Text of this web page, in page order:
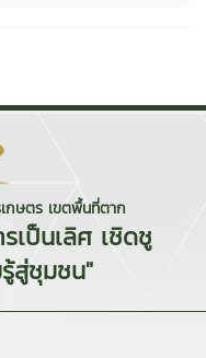
เกษตร เขตพื้นที่ตาก
เป็นเลิศ เชิดชู
สู่ชุมชน"